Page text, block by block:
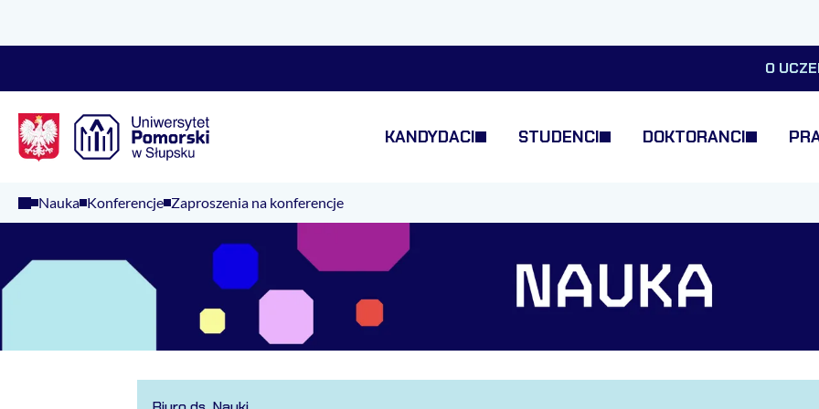
O
KANDYDACI STUDENCI DOKTORANCI
Nauka Konferencje Zaproszenia na konferencje